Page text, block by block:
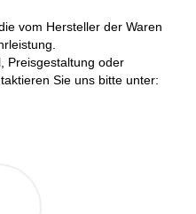
vom Hersteller der Waren
Preisgestaltung oder
Sie uns bitte unter: